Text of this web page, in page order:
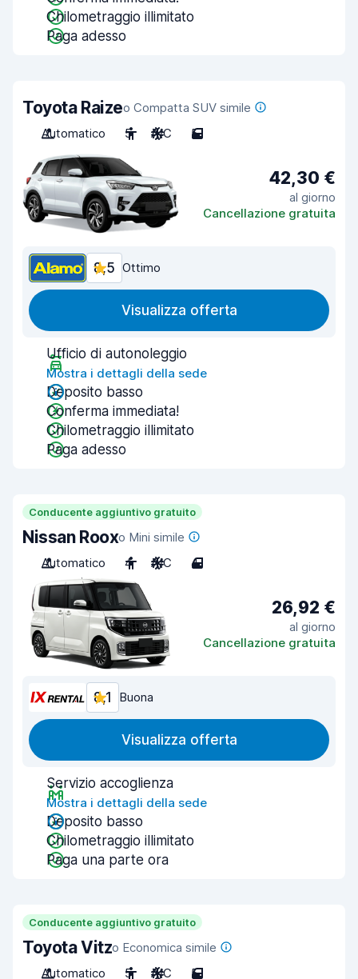
Chilometraggio illimitato
Paga adesso
Toyota Raizeo Compatta SUV simile
Automatico
5 A/C 5
42,30 €
al giorno
Cancellazione gratuita
8,5 Ottimo
Visualizza offerta
Ufficio di autonoleggio
Mostra i dettagli della sede
Deposito basso
Conferma immediata!
Chilometraggio illimitato
Paga adesso
Conducente aggiuntivo gratuito
Nissan Rooxo Mini simile
Automatico
4 A/C 4
26,92 €
al giorno
Cancellazione gratuita
8,1 Buona
Visualizza offerta
Servizio accoglienza
Mostra i dettagli della sede
Deposito basso
Chilometraggio illimitato
Paga una parte ora
Conducente aggiuntivo gratuito
Toyota Vitzo Economica simile
Automatico
5 A/C 5